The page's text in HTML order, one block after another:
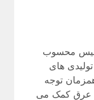
محسوب
های
توجه
عرق کمک می